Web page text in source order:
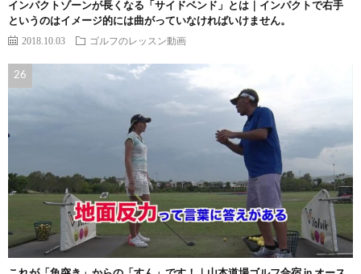
インパクトゾーンが長くなる「サイドベンド」とは｜インパクトで右手
というのはイメージ的には曲がっていなければいけません。
2018.10.03 ゴルフのレッスン動画